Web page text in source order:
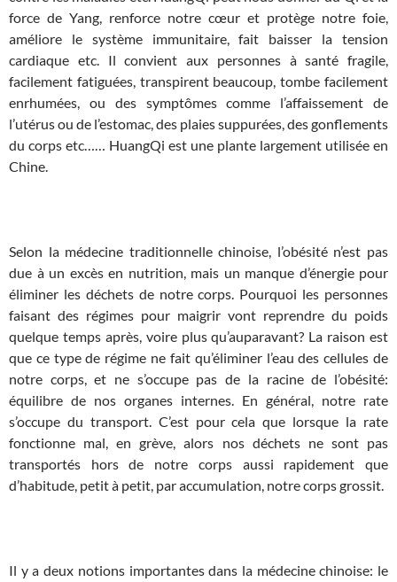
force de Yang, renforce notre cœur et protège notre foie,
améliore le système immunitaire, fait baisser la tension
cardiaque etc. Il convient aux personnes à santé fragile,
facilement fatiguées, transpirent beaucoup, tombe facilement
enrhumées, ou des symptômes comme l’affaissement de
l’utérus ou de l’estomac, des plaies suppurées, des gonflements
du corps etc…… HuangQi est une plante largement utilisée en
Chine.
Selon la médecine traditionnelle chinoise, l’obésité n’est pas
due à un excès en nutrition, mais un manque d’énergie pour
éliminer les déchets de notre corps. Pourquoi les personnes
faisant des régimes pour maigrir vont reprendre du poids
quelque temps après, voire plus qu’auparavant? La raison est
que ce type de régime ne fait qu’éliminer l’eau des cellules de
notre corps, et ne s’occupe pas de la racine de l’obésité:
équilibre de nos organes internes. En général, notre rate
s’occupe du transport. C’est pour cela que lorsque la rate
fonctionne mal, en grève, alors nos déchets ne sont pas
transportés hors de notre corps aussi rapidement que
d’habitude, petit à petit, par accumulation, notre corps grossit.
Il y a deux notions importantes dans la médecine chinoise: le